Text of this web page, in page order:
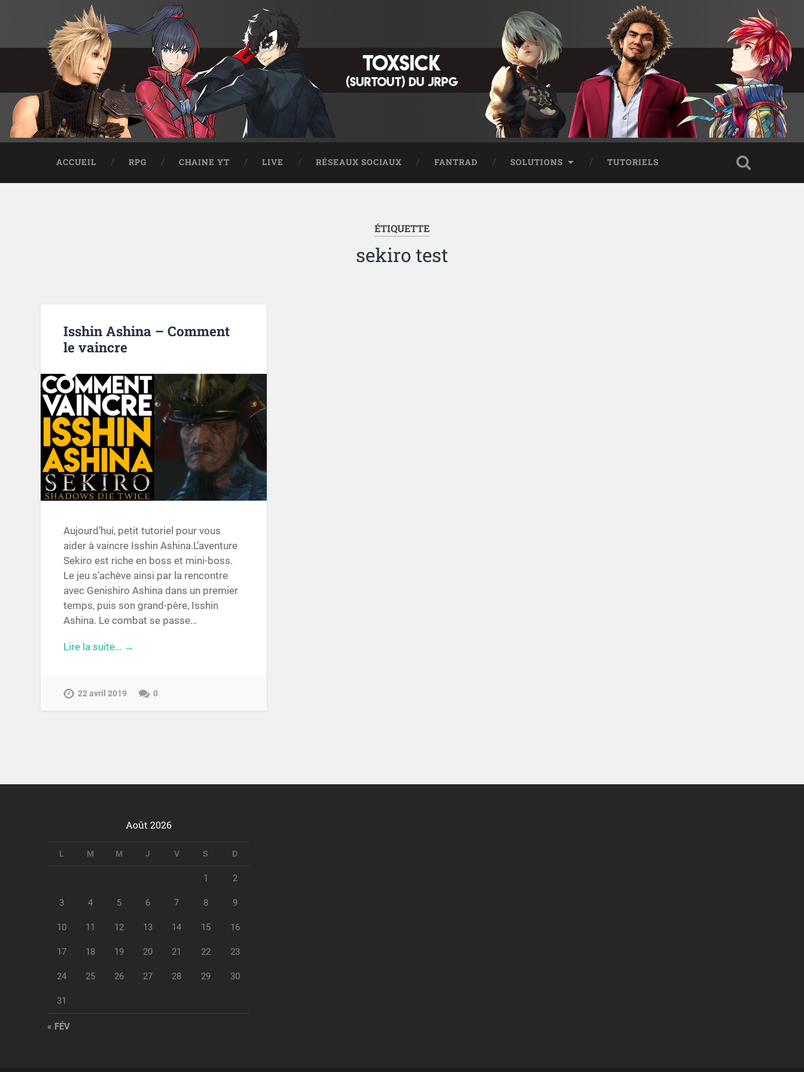
ACCUEIL RPG CHAINE YT LIVE RÉSEAUX SOCIAUX FANTRAD SOLUTIONS TUTORIELS
ÉTIQUETTE
sekiro test
Isshin Ashina – Comment
le vaincre
Aujourd’hui, petit tutoriel pour vous
aider à vaincre Isshin Ashina.L’aventure
Sekiro est riche en boss et mini-boss.
Le jeu s’achève ainsi par la rencontre
avec Genishiro Ashina dans un premier
temps, puis son grand-père, Isshin
Ashina. Le combat se passe…
Lire la suite… →
22 avril 2019 0
Août 2026
L M M J V S D
1 2
3 4 5 6 7 8 9
10 11 12 13 14 15 16
17 18 19 20 21 22 23
24 25 26 27 28 29 30
31
« FÉV